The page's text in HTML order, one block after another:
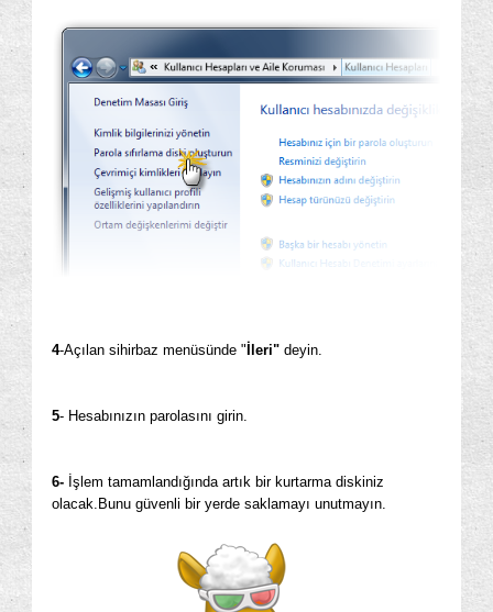
4-Açılan sihirbaz menüsünde "İleri" deyin.
5- Hesabınızın parolasını girin.
6- İşlem tamamlandığında artık bir kurtarma diskiniz
olacak.Bunu güvenli bir yerde saklamayı unutmayın.